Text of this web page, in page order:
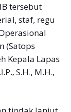
tersebut
staf, regu
(Satops
Kepala Lapas
S.H., M.H.,